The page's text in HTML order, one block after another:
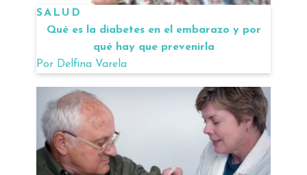
SALUD
Qué es la diabetes en el embarazo y por
qué hay que prevenirla
Por Delfina Varela